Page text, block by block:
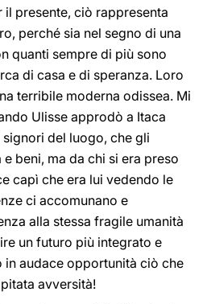
il presente, ciò rappresenta
perché sia nel segno di una
quanti sempre di più sono
di casa e di speranza. Loro
terribile moderna odissea. Mi
Ulisse approdò a Itaca
del luogo, che gli
beni, ma da chi si era preso
capì che era lui vedendo le
ci accomunano e
alla stessa fragile umanità
un futuro più integrato e
audace opportunità ciò che
avversità!